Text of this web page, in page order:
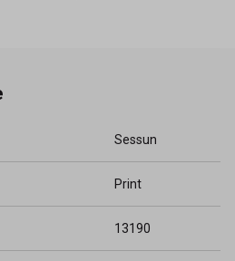
Sessun
Print
13190